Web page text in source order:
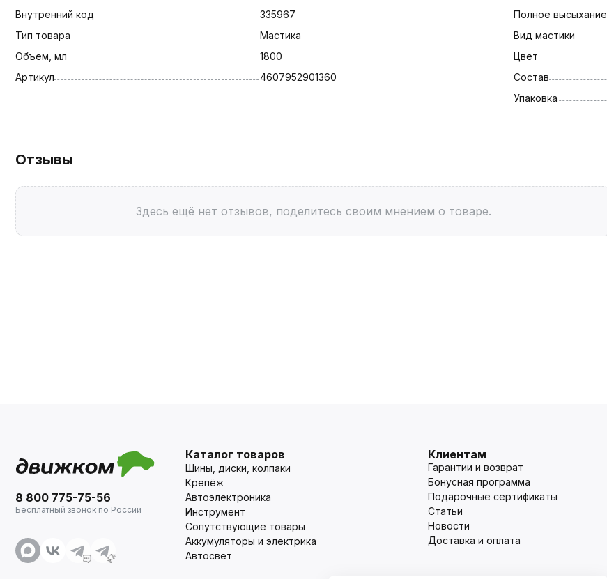
Внутренний код
335967
Тип товара
Мастика
Объем, мл
1800
Артикул
4607952901360
Полное
Вид мастики
Цвет
Состав
Упаковка
Отзывы
Здесь ещё нет отзывов, поделитесь своим мнением о товаре.
8 800 775-75-56
Бесплатный звонок по России
Каталог товаров
Шины, диски, колпаки
Крепёж
Автоэлектроника
Инструмент
Сопутствующие товары
Аккумуляторы и электрика
Автосвет
Клиентам
Гарантии и возврат
Бонусная программа
Подарочные сертификаты
Статьи
Новости
Доставка и оплата